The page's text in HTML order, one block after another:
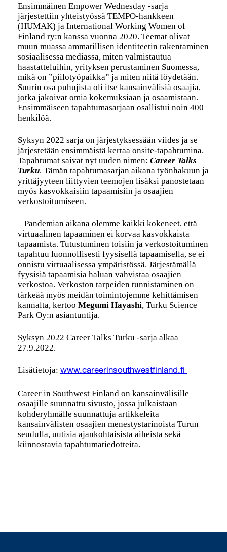
Ensimmäinen Empower Wednesday -sarja
järjestettiin yhteistyössä TEMPO-hankkeen
(HUMAK) ja International Working Women of
Finland ry:n kanssa vuonna 2020. Teemat olivat
muun muassa ammatillisen identiteetin rakentaminen
sosiaalisessa mediassa, miten valmistautua
haastatteluihin, yrityksen perustaminen Suomessa,
mikä on ”piilotyöpaikka” ja miten niitä löydetään.
Suurin osa puhujista oli itse kansainvälisiä osaajia,
jotka jakoivat omia kokemuksiaan ja osaamistaan.
Ensimmäiseen tapahtumasarjaan osallistui noin 400
henkilöä.
Syksyn 2022 sarja on järjestyksessään viides ja se
järjestetään ensimmäistä kertaa onsite-tapahtumina.
Tapahtumat saivat nyt uuden nimen: Career Talks
Turku. Tämän tapahtumasarjan aikana työnhakuun ja
yrittäjyyteen liittyvien teemojen lisäksi panostetaan
myös kasvokkaisiin tapaamisiin ja osaajien
verkostoitumiseen.
– Pandemian aikana olemme kaikki kokeneet, että
virtuaalinen tapaaminen ei korvaa kasvokkaista
tapaamista. Tutustuminen toisiin ja verkostoituminen
tapahtuu luonnollisesti fyysisellä tapaamisella, se ei
onnistu virtuaalisessa ympäristössä. Järjestämällä
fyysisiä tapaamisia haluan vahvistaa osaajien
verkostoa. Verkoston tarpeiden tunnistaminen on
tärkeää myös meidän toimintojemme kehittämisen
kannalta, kertoo Megumi Hayashi, Turku Science
Park Oy:n asiantuntija.
Syksyn 2022 Career Talks Turku -sarja alkaa
27.9.2022.
Lisätietoja: www.careerinsouthwestfinland.fi
Career in Southwest Finland on kansainvälisille
osaajille suunnattu sivusto, jossa julkaistaan
kohderyhmälle suunnattuja artikkeleita
kansainvälisten osaajien menestystarinoista Turun
seudulla, uutisia ajankohtaisista aiheista sekä
kiinnostavia tapahtumatiedotteita.